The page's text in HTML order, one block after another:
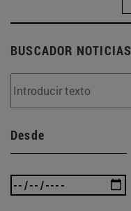
BUSCADOR NOTICIAS
Desde